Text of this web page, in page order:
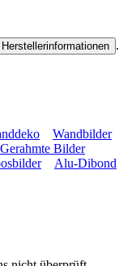
.
Wandbilder
Gerahmte Bilder
Alu-Dibond